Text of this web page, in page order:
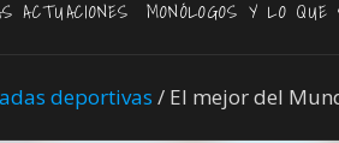
ACTUACIONES MONÓLOGOS Y LO QUE
deportivas / El mejor del